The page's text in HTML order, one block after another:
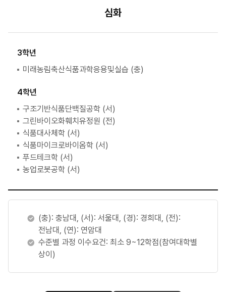
심화
3학년
미래농림축산식품과학응용및실습 (충)
4학년
구조기반식품단백질공학 (서)
그린바이오화훼치유정원 (전)
식품대사체학 (서)
식품마이크로바이옴학 (서)
푸드테크학 (서)
농업로봇공학 (서)
(충): 충남대, (서): 서울대, (경): 경희대, (전):
전남대, (연): 연암대
수준별 과정 이수요건: 최소 9~12학점(참여대학별
상이)